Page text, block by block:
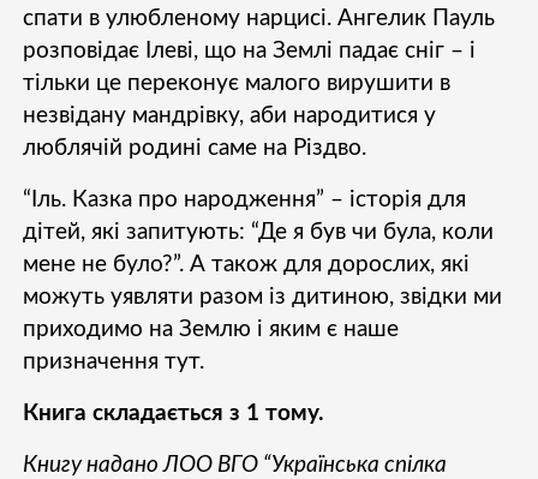
спати в улюбленому нарцисі. Ангелик Пауль
розповідає Ілеві, що на Землі падає сніг – і
тільки це переконує малого вирушити в
незвідану мандрівку, аби народитися у
люблячій родині саме на Різдво.
“Іль. Казка про народження” – історія для
дітей, які запитують: “Де я був чи була, коли
мене не було?”. А також для дорослих, які
можуть уявляти разом із дитиною, звідки ми
приходимо на Землю і яким є наше
призначення тут.
Книга складається з 1 тому.
Книгу надано ЛОО ВГО “Українська спілка